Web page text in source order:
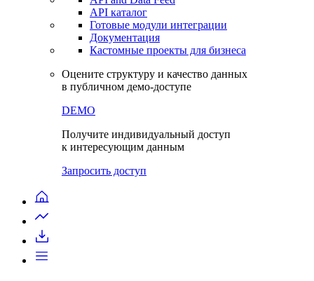
API каталог
Готовые модули интеграции
Документация
Кастомные проекты для бизнеса
Оцените структуру и качество данных
в публичном демо-доступе
DEMO
Получите индивидуальный доступ
к интересующим данным
Запросить доступ